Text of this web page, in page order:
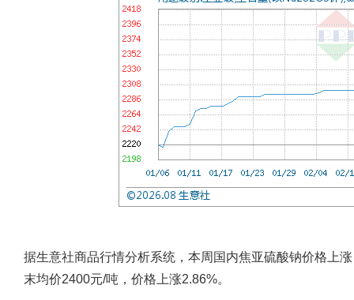
据生意社商品行情分析系统，本周国内焦亚硫酸钠价格上
末均价2400元/吨，价格上涨2.86%。